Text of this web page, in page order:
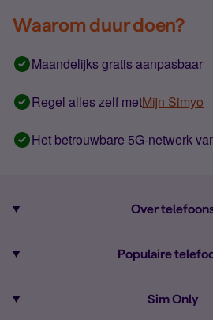
Waarom duur doen?
Maandelijks gratis aanpasbaar
Regel alles zelf metMijn Simyo
Het betrouwbare 5G-netwerk
Over
Alle telefoons
Populaire
Sim Only